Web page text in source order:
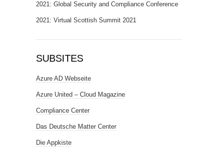
2021: Global Security and Compliance Conference
2021: Virtual Scottish Summit 2021
SUBSITES
Azure AD Webseite
Azure United – Cloud Magazine
Compliance Center
Das Deutsche Matter Center
Die Appkiste